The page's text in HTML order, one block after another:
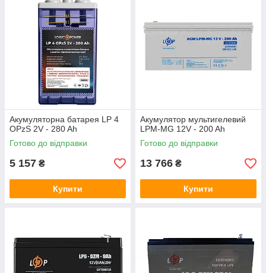
Акумуляторна батарея LP 4
OPzS 2V - 280 Ah
Готово до відправки
5 157 ₴
Купити
Акумулятор мультигелевий
LPM-MG 12V - 200 Ah
Готово до відправки
13 766 ₴
Купити